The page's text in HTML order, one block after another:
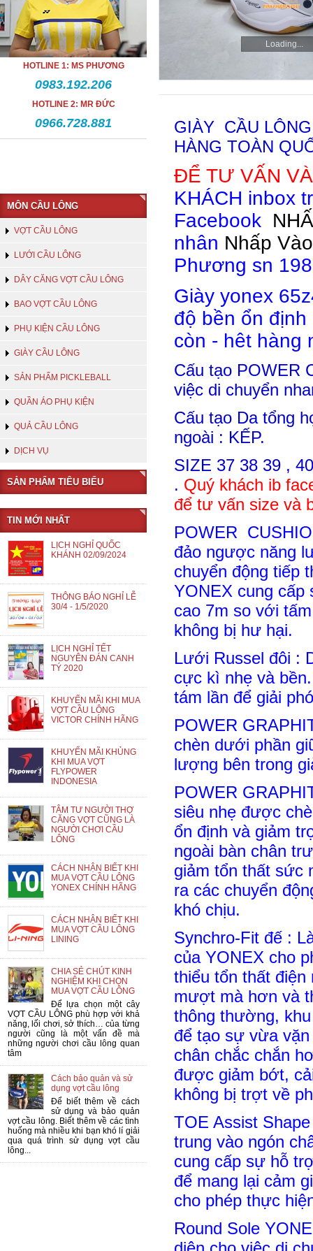
HOTLINE 1: MS PHƯƠNG
0983.192.206
HOTLINE 2: MR ĐỨC
0966.728.881
MÔN CẦU LÔNG
VỢT CẦU LÔNG
LƯỚI CẦU LÔNG
DÂY CĂNG VỢT CẦU LÔNG
BAO VỢT CẦU LÔNG
PHỤ KIỆN CẦU LÔNG
GIÀY CẦU LÔNG
SẢN PHẨM PICKLEBALL
QUẦN ÁO PHỤ KIỆN
QUẢ CẦU LÔNG
DỊCH VỤ
SẢN PHẨM TIÊU BIỂU
TIN MỚI NHẤT
LỊCH NGHỈ QUỐC
KHÁNH 02/09/2024
THÔNG BÁO NGHỈ LỄ
30/4 - 1/5/2020
LỊCH NGHỈ TẾT
NGUYÊN ĐÁN CANH
TÝ 2020
KHUYẾN MÃI KHI MUA
VỢT CẦU LÔNG
VICTOR CHÍNH HÃNG
KHUYẾN MÃI KHỦNG
KHI MUA VỢT
FLYPOWER
INDONESIA
TÂM TƯ NGƯỜI THỢ
CĂNG VỢT CŨNG LÀ
NGƯỜI CHƠI CẦU
LÔNG
CÁCH NHẬN BIẾT KHI
MUA VỢT CẦU LÔNG
YONEX CHÍNH HÃNG
CÁCH NHẬN BIẾT KHI
MUA VỢT CẦU LÔNG
LINING
CHIA SẺ CHÚT KINH
NGHIỆM KHI CHỌN
MUA VỢT CẦU LÔNG
Để lựa chọn một cây
VỢT CẦU LÔNG phù hợp với khả
năng, lối chơi, sở thích… của từng
người cũng là một vấn đề mà
những người chơi cầu lông quan
tâm
Cách bảo quản và sử
dụng vợt cầu lông
Để biết thêm về cách
sử dụng và bảo quản
vợt cầu lông. Biết thêm về các tình
huống mà nhiều khi bạn khó lí giải
qua quá trình sử dụng vợt cầu
lông...
Loading...
GIÀY CẦU
HÀNG TOÀN
ĐỂ TƯ VẤN
KHÁCH inbox
Facebook
nhân Nhấp
Phương sn
Giày yonex
độ bền ổn định
còn - hêt hàng
Cấu tạo POWER
việc di chuyển
Cấu tạo Da tổng
ngoài : KẾP.
SIZE 37 38 39 ,
. Quý khách ib
để tư vấn size và
POWER
đảo ngược năng
chuyển động tiếp
YONEX cung cấp
cao 7m so với
không bị hư hại.
Lưới Russel đôi :
cực kì nhẹ và
tám lần để giải
POWER
chèn dưới phần
lượng bên trong
POWER
siêu nhẹ được
ổn định và giảm
ngoài bàn chân
giảm tổn thất sức
ra các chuyển
khó chịu.
Synchro-Fit đế :
của YONEX cho
thiểu tổn thất
mượt mà hơn và
thông thường,
để tạo sự vừa
chân chắc chắn
được giảm bớt,
không bị trợt về
TOE Assist
trung vào ngón
cung cấp sự hỗ
để mang lại cảm
cho phép thực
Round Sole